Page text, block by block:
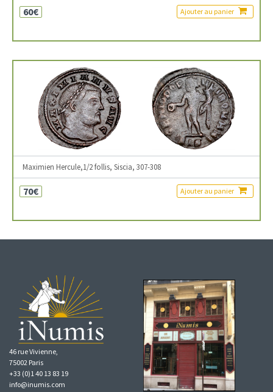
60€ Ajouter au panier
Maximien Hercule,1/2 follis, Siscia, 307-308
70€ Ajouter au panier
46 rue Vivienne,
75002 Paris
+33 (0)1 40 13 83 19
info@inumis.com